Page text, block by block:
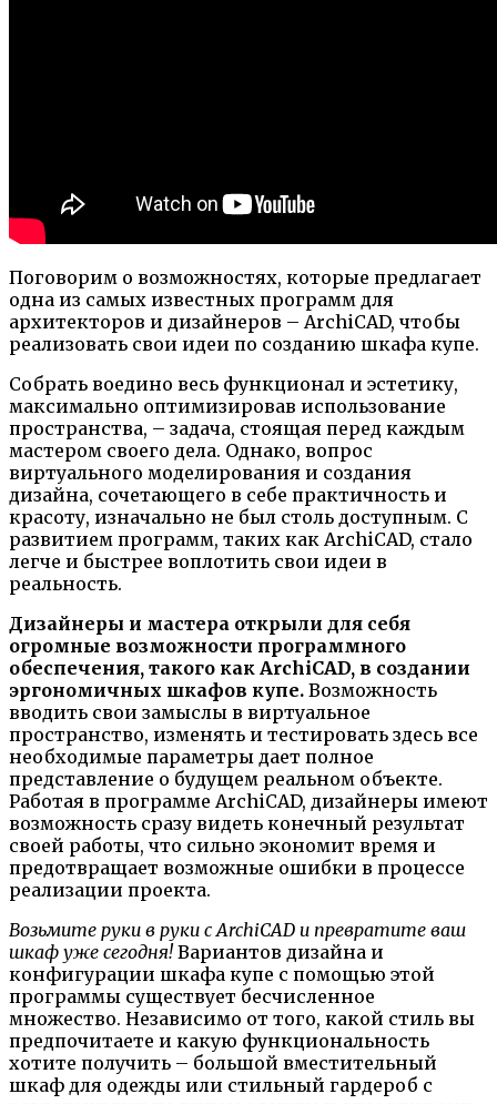
Поговорим о возможностях, которые предлагает
одна из самых известных программ для
архитекторов и дизайнеров – ArсhiCAD, чтобы
реализовать свои идеи по созданию шкафа купе.
Собрать воедино весь функционал и эстетику,
максимально оптимизировав использование
пространства, – задача, стоящая перед каждым
мастером своего дела. Однако, вопрос
виртуального моделирования и создания
дизайна, сочетающего в себе практичность и
красоту, изначально не был столь доступным. С
развитием программ, таких как ArсhiCAD, стало
легче и быстрее воплотить свои идеи в
реальность.
Дизайнеры и мастера открыли для себя
огромные возможности программного
обеспечения, такого как ArсhiCAD, в создании
эргономичных шкафов купе. Возможность
вводить свои замыслы в виртуальное
пространство, изменять и тестировать здесь все
необходимые параметры дает полное
представление о будущем реальном объекте.
Работая в программе ArсhiCAD, дизайнеры имеют
возможность сразу видеть конечный результат
своей работы, что сильно экономит время и
предотвращает возможные ошибки в процессе
реализации проекта.
Возьмите руки в руки с ArсhiCAD и превратите ваш
шкаф уже сегодня!Вариантов дизайна и
конфигурации шкафа купе с помощью этой
программы существует бесчисленное
множество. Независимо от того, какой стиль вы
предпочитаете и какую функциональность
хотите получить – большой вместительный
шкаф для одежды или стильный гардероб с